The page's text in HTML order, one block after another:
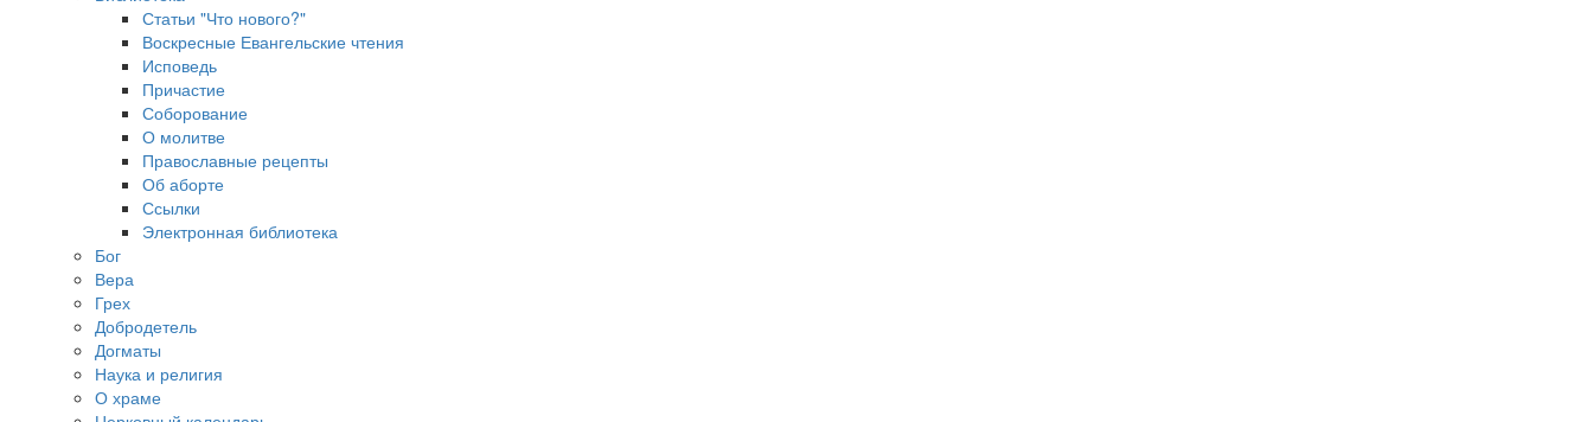
Статьи "Что нового?"
Воскресные Евангельские чтения
Исповедь
Причастие
Соборование
О молитве
Православные рецепты
Об аборте
Ссылки
Электронная библиотека
Бог
Вера
Грех
Добродетель
Догматы
Наука и религия
О храме